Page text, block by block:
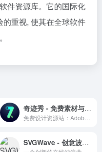
件资源库。它的国际化
重视, 使其在全球软件
奇迹秀 - 免费素材与设计工具箱
SVGWave - 创意波浪曲线在线生成平台